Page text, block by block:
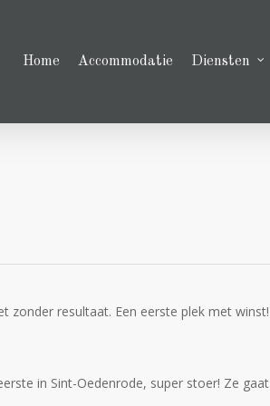
Home Accommodatie Diensten
zonder resultaat. Een eerste plek met winst!
in Sint-Oedenrode, super stoer! Ze gaat